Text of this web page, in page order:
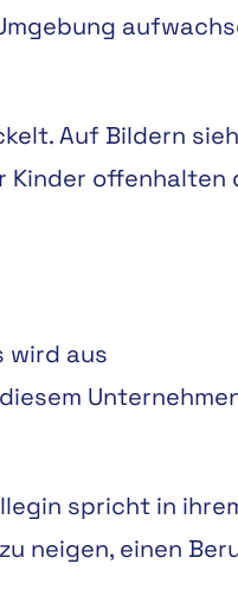
Auf Bildern
Kinder offenhalten
wird aus
spricht in
neigen, einen